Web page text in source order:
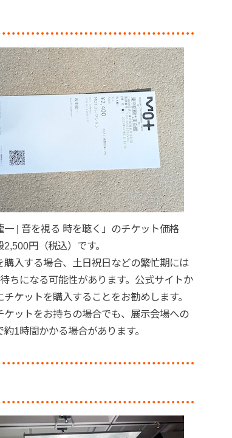
一 | 音を視る 時を聴く」のチケット価格
2,500円（税込）です。
購入する場合、土日祝日などの繁忙期には
ちになる可能性があります。公式サイトか
チケットを購入することをお勧めします。
ケットをお持ちの場合でも、展示会場への
約1時間かかる場合があります。